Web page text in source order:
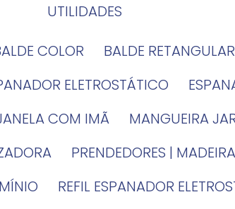
UTILIDADES
BALDE COLOR BALDE RETANGULAR
ELETROSTÁTICO
COM IMÃ MANGUEIRA
PRENDEDORES | MADEIRA
REFIL ESPANADOR